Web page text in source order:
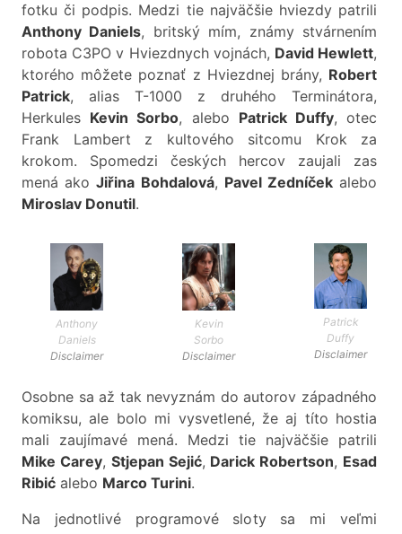
fotku či podpis. Medzi tie najväčšie hviezdy patrili
Anthony Daniels, britský mím, známy stvárnením
robota C3PO v Hviezdnych vojnách, David Hewlett,
ktorého môžete poznať z Hviezdnej brány, Robert
Patrick, alias T-1000 z druhého Terminátora,
Herkules Kevin Sorbo, alebo Patrick Duffy, otec
Frank Lambert z kultového sitcomu Krok za
krokom. Spomedzi českých hercov zaujali zas
mená akoJiřina Bohdalová, Pavel Zedníčekalebo
Miroslav Donutil.
Anthony
Daniels
Disclaimer
Kevin
Sorbo
Disclaimer
Patrick
Duffy
Disclaimer
Osobne sa až tak nevyznám do autorov západného
komiksu, ale bolo mi vysvetlené, že aj títo hostia
mali zaujímavé mená. Medzi tie najväčšie patrili
Mike Carey, Stjepan Sejić, Darick Robertson, Esad
Ribić alebo Marco Turini.
Na jednotlivé programové sloty sa mi veľmi